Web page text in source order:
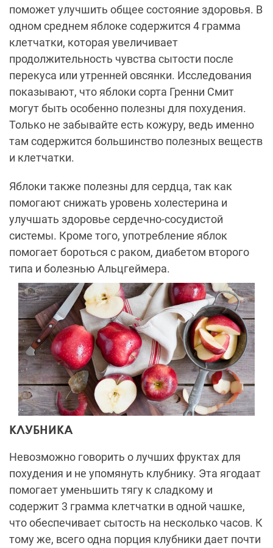
поможет улучшить общее состояние здоровья. В
одном среднем яблоке содержится 4 грамма
клетчатки, которая увеличивает
продолжительность чувства сытости после
перекуса или утренней овсянки. Исследования
показывают, что яблоки сорта Гренни Смит
могут быть особенно полезны для похудения.
Только не забывайте есть кожуру, ведь именно
там содержится большинство полезных веществ
и клетчатки.
Яблоки также полезны для сердца, так как
помогают снижать уровень холестерина и
улучшать здоровье сердечно-сосудистой
системы. Кроме того, употребление яблок
помогает бороться с раком, диабетом второго
типа и болезнью Альцгеймера.
КЛУБНИКА
Невозможно говорить о лучших фруктах для
похудения и не упомянуть клубнику. Эта ягодаат
помогает уменьшить тягу к сладкому и
содержит 3 грамма клетчатки в одной чашке,
что обеспечивает сытость на несколько часов. К
тому же, всего одна порция клубники дает почти